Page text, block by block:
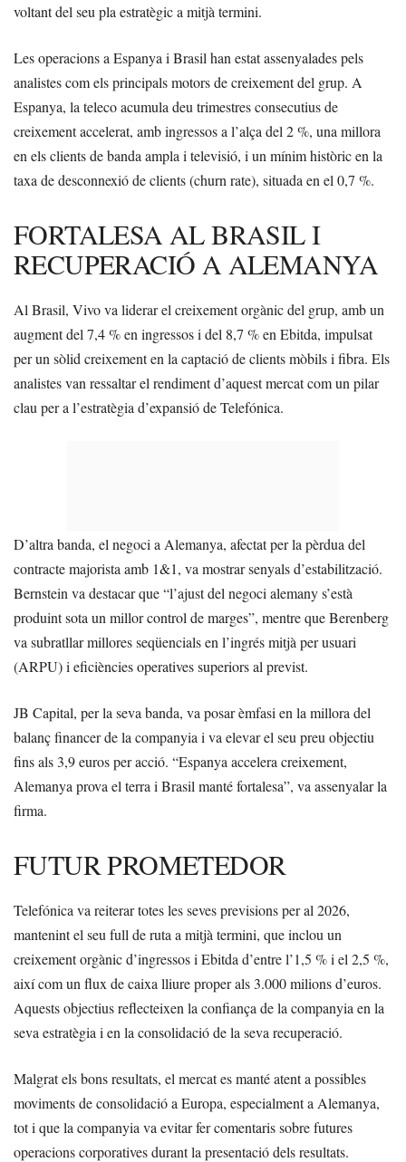
voltant del seu pla estratègic a mitjà termini.
Les operacions a Espanya i Brasil han estat assenyalades pels
analistes com els principals motors de creixement del grup. A
Espanya, la teleco acumula deu trimestres consecutius de
creixement accelerat, amb ingressos a l’alça del 2 %, una millora
en els clients de banda ampla i televisió, i un mínim històric en la
taxa de desconnexió de clients (churn rate), situada en el 0,7 %.
FORTALESA AL BRASIL I
RECUPERACIÓ A ALEMANYA
Al Brasil, Vivo va liderar el creixement orgànic del grup, amb un
augment del 7,4 % en ingressos i del 8,7 % en Ebitda, impulsat
per un sòlid creixement en la captació de clients mòbils i fibra. Els
analistes van ressaltar el rendiment d’aquest mercat com un pilar
clau per a l’estratègia d’expansió de Telefónica.
D’altra banda, el negoci a Alemanya, afectat per la pèrdua del
contracte majorista amb 1&1, va mostrar senyals d’estabilització.
Bernstein va destacar que “l’ajust del negoci alemany s’està
produint sota un millor control de marges”, mentre que Berenberg
va subratllar millores seqüencials en l’ingrés mitjà per usuari
(ARPU) i eficiències operatives superiors al previst.
JB Capital, per la seva banda, va posar èmfasi en la millora del
balanç financer de la companyia i va elevar el seu preu objectiu
fins als 3,9 euros per acció. “Espanya accelera creixement,
Alemanya prova el terra i Brasil manté fortalesa”, va assenyalar la
firma.
FUTUR PROMETEDOR
Telefónica va reiterar totes les seves previsions per al 2026,
mantenint el seu full de ruta a mitjà termini, que inclou un
creixement orgànic d’ingressos i Ebitda d’entre l’1,5 % i el 2,5 %,
així com un flux de caixa lliure proper als 3.000 milions d’euros.
Aquests objectius reflecteixen la confiança de la companyia en la
seva estratègia i en la consolidació de la seva recuperació.
Malgrat els bons resultats, el mercat es manté atent a possibles
moviments de consolidació a Europa, especialment a Alemanya,
tot i que la companyia va evitar fer comentaris sobre futures
operacions corporatives durant la presentació dels resultats.